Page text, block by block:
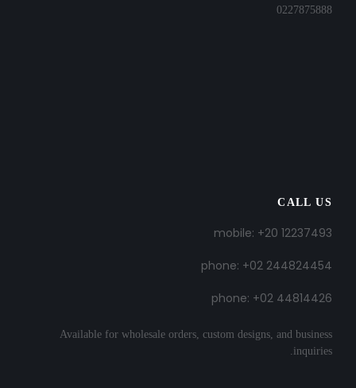
0227875888
CALL US
mobile: +20 12237493
phone: +02 244824454
phone: +02 44814426
Available for wholesale orders, custom designs, and business
inquiries.